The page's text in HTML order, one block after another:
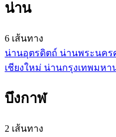
น่าน
6 เส้นทาง
น่านอุตรดิตถ์ น่านพระนคร
เชียงใหม่ น่านกรุงเทพมหา
บึงกาฬ
2 เส้นทาง